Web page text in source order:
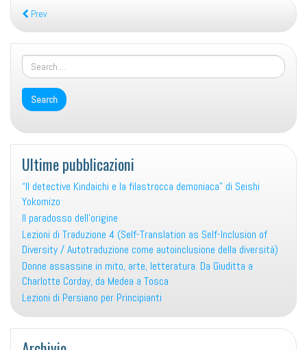
Prev
Ultime pubblicazioni
“Il detective Kindaichi e la filastrocca demoniaca” di Seishi
Yokomizo
Il paradosso dell’origine
Lezioni di Traduzione 4 (Self-Translation as Self-Inclusion of
Diversity / Autotraduzione come autoinclusione della diversità)
Donne assassine in mito, arte, letteratura. Da Giuditta a
Charlotte Corday, da Medea a Tosca
Lezioni di Persiano per Principianti